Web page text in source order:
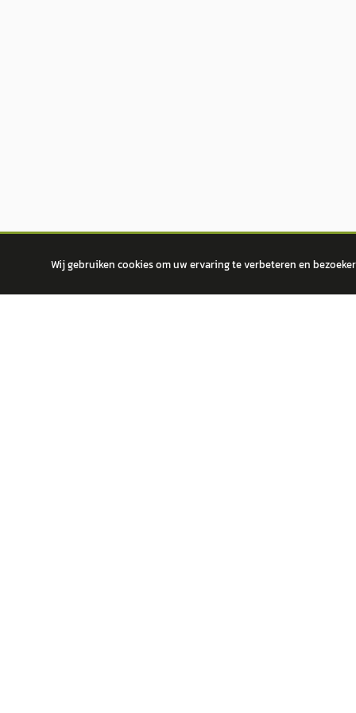
Wij gebruiken cookies om uw ervaring te verbeteren en